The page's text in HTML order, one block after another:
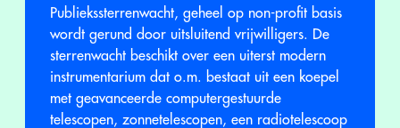
Publiekssterrenwacht, geheel op non-profit basis
wordt gerund door uitsluitend vrijwilligers. De
sterrenwacht beschikt over een uiterst modern
instrumentarium dat o.m. bestaat uit een koepel
met geavanceerde computergestuurde
telescopen, zonnetelescopen, een radiotelescoop